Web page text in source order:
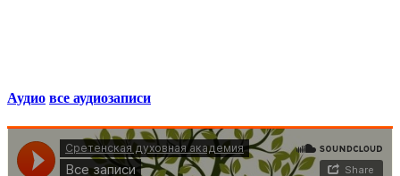
Аудио все аудиозаписи